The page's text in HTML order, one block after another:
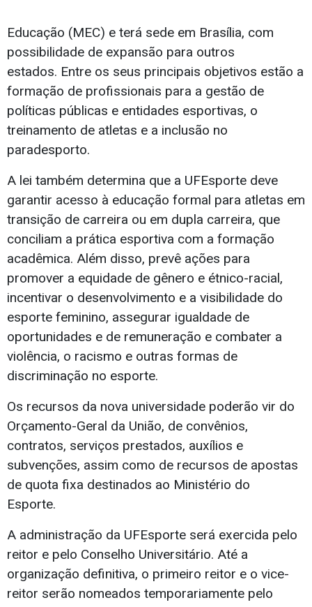
Educação (MEC) e terá sede em Brasília, com
possibilidade de expansão para outros
estados. Entre os seus principais objetivos estão a
formação de profissionais para a gestão de
políticas públicas e entidades esportivas, o
treinamento de atletas e a inclusão no
paradesporto.
A lei também determina que a UFEsporte deve
garantir acesso à educação formal para atletas em
transição de carreira ou em dupla carreira, que
conciliam a prática esportiva com a formação
acadêmica. Além disso, prevê ações para
promover a equidade de gênero e étnico-racial,
incentivar o desenvolvimento e a visibilidade do
esporte feminino, assegurar igualdade de
oportunidades e de remuneração e combater a
violência, o racismo e outras formas de
discriminação no esporte.
Os recursos da nova universidade poderão vir do
Orçamento-Geral da União, de convênios,
contratos, serviços prestados, auxílios e
subvenções, assim como de recursos de apostas
de quota fixa destinados ao Ministério do
Esporte.
A administração da UFEsporte será exercida pelo
reitor e pelo Conselho Universitário. Até a
organização definitiva, o primeiro reitor e o vice-
reitor serão nomeados temporariamente pelo